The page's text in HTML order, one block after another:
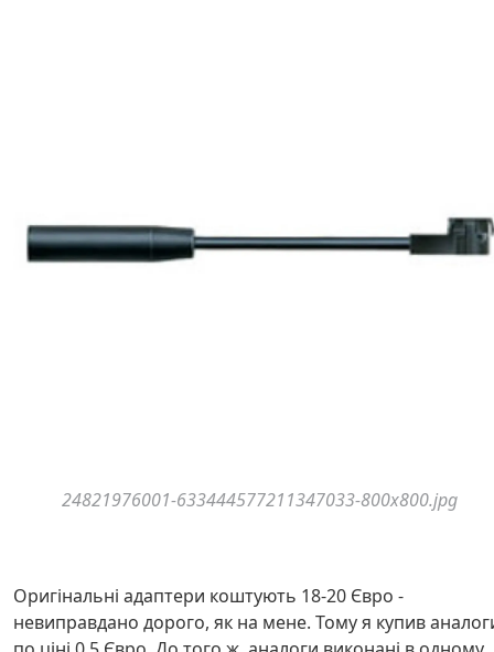
24821976001-633444577211347033-800x800.jpg
Оригінальні адаптери коштують 18-20 Євро -
невиправдано дорого, як на мене. Тому я купив